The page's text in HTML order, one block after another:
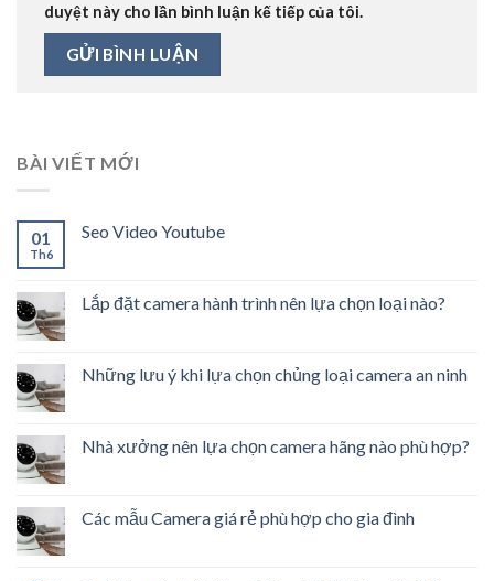
duyệt này cho lần bình luận kế tiếp của tôi.
BÀI VIẾT MỚI
01
Th6
Seo Video Youtube
Lắp đặt camera hành trình nên lựa chọn loại nào?
Những lưu ý khi lựa chọn chủng loại camera an ninh
Nhà xưởng nên lựa chọn camera hãng nào phù hợp?
Các mẫu Camera giá rẻ phù hợp cho gia đình